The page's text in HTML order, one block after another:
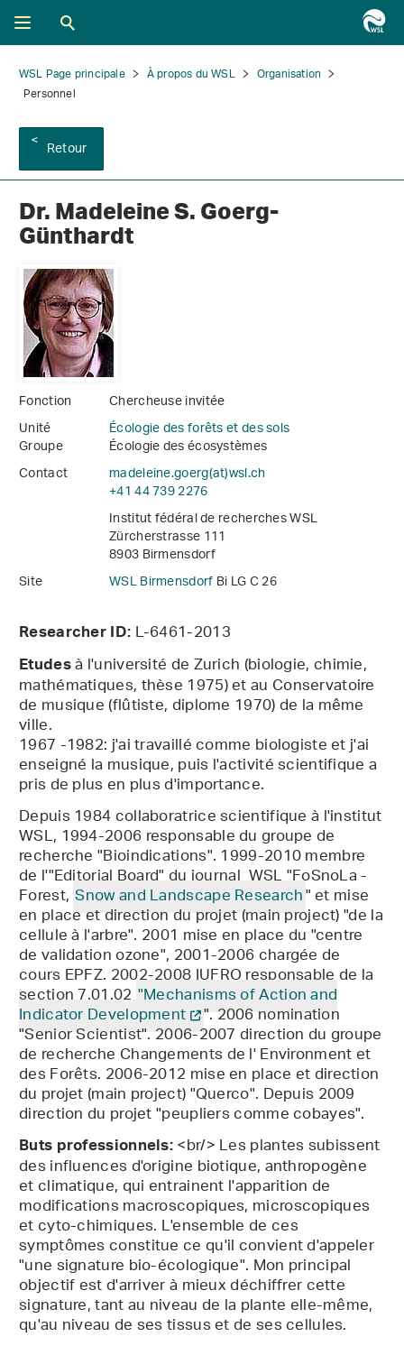
WSL Page principale À propos du WSL
Organisation
Personnel
Retour
Dr. Madeleine S. Goerg-
Günthardt
Fonction
Chercheuse invitée
Unité
Écologie des forêts et des sols
Groupe
Écologie des écosystèmes
Contact
madeleine.goerg(at)wsl.ch
+41 44 739 2276
Institut fédéral de recherches WSL
Zürcherstrasse 111
8903 Birmensdorf
Site
WSL BirmensdorfBi LG C 26
Researcher ID:L-6461-2013
Etudesà l'université de Zurich (biologie, chimie,
mathématiques, thèse 1975) et au Conservatoire
de musique (flûtiste, diplome 1970) de la même
ville.
1967 -1982: j'ai travaillé comme biologiste et j'ai
enseigné la musique, puis l'activité scientifique a
pris de plus en plus d'importance.
Depuis 1984 collaboratrice scientifique à l'institut
WSL, 1994-2006 responsable du groupe de
recherche "Bioindications". 1999-2010 membre
de l'"Editorial Board" du journal WSL "FoSnoLa -
Forest, Snow and Landscape Research" et mise
en place et direction du projet (main project) "de la
cellule à l'arbre". 2001 mise en place du "centre
de validation ozone", 2001-2006 chargée de
cours EPFZ. 2002-2008 IUFRO responsable de la
section 7.01.02 "Mechanisms of Action and
Indicator Development ". 2006 nomination
"Senior Scientist". 2006-2007 direction du groupe
de recherche Changements de l' Environment et
des Forêts. 2006-2012 mise en place et direction
du projet (main project) "Querco". Depuis 2009
direction du projet "peupliers comme cobayes".
Buts professionnels:<br/> Les plantes subissent
des influences d'origine biotique, anthropogène
et climatique, qui entrainent l'apparition de
modifications macroscopiques, microscopiques
et cyto-chimiques. L'ensemble de ces
symptômes constitue ce qu'il convient d'appeler
"une signature bio-écologique". Mon principal
objectif est d'arriver à mieux déchiffrer cette
signature, tant au niveau de la plante elle-même,
qu'au niveau de ses tissus et de ses cellules.